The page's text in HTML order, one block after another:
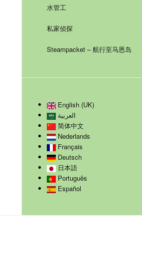
水管工
私家侦探
Steampacket – 航行至马恩岛
English (UK)
العربية
简体中文
Nederlands
Français
Deutsch
日本語
Português
Español